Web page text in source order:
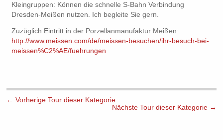
Kleingruppen: Können die schnelle S-Bahn Verbindung
Dresden-Meißen nutzen. Ich begleite Sie gern.
Zuzüglich Eintritt in der Porzellanmanufaktur Meißen:
http://www.meissen.com/de/meissen-besuchen/ihr-besuch-bei-
meissen%C2%AE/fuehrungen
← Vorherige Tour dieser Kategorie
Nächste Tour dieser Kategorie →